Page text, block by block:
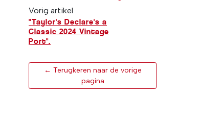
Vorig artikel
"Taylor's Declare's a
Classic 2024 Vintage
Port".
← Terugkeren naar de vorige
pagina